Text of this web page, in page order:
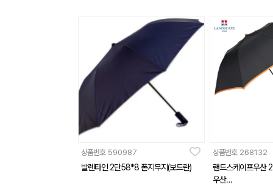
상품번호 590987
발렌타인 2단58*8 폰지무지(보드란)
상품번호 268132
랜드스케이프우산
우산